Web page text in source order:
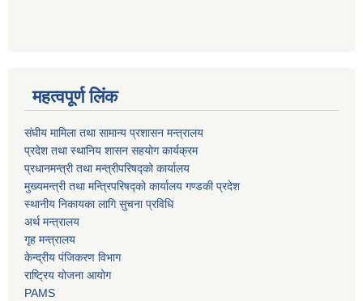
महत्वपूर्ण लिंक
संघीय मामिला तथा सामान्य प्रशासन मन्त्रालय
प्रदेश तथा स्थानिय शासन सहयोग कार्यक्रम
प्रधानमन्त्री तथा मन्त्रीपरिषद्को कार्यालय
मुख्यमन्त्री तथा मन्त्रिपरिषद्को कार्यालय गण्डकी प्रदेश
स्थानीय निकायका लागि सुचना प्रविधि
अर्थ मन्त्रालय
गृह मन्त्रालय
केन्द्रीय पंजिकरण विभाग
राष्ट्रिय योजना आयोग
PAMS